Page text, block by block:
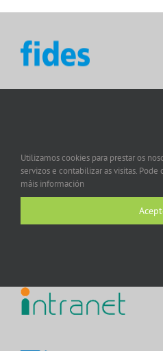
Utilizamos cookies para prestar os
servizos e contabilizar as visitas. Pode
máis información